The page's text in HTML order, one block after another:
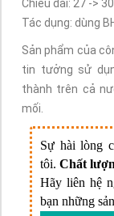
Chiều dài: 27 ->
Tác dụng: dùng
Sản phẩm của
tin tưởng sử
thành trên cả
mối.
Sự hài lòng
tôi. Chất
Hãy liên hệ
bạn những